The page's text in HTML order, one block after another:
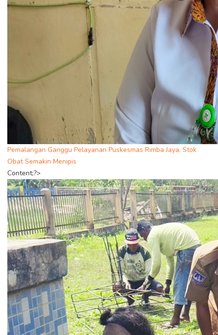
Pemalangan Ganggu Pelayanan Puskesmas Rimba Jaya, Stok
Obat Semakin Menipis
Content;?>